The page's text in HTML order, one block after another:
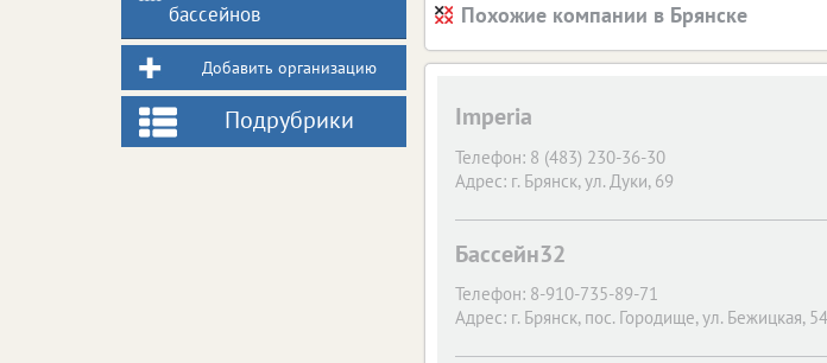
Похожие компании в Брянске
Imperia
Телефон: 8 (483) 230-36-30
Адрес: г. Брянск, ул. Дуки, 69
Бассейн32
Телефон: 8-910-735-89-71
Адрес: г. Брянск, пос. Городище, ул. Бежицкая, 54
бассейнов
Добавить организацию
Подрубрики